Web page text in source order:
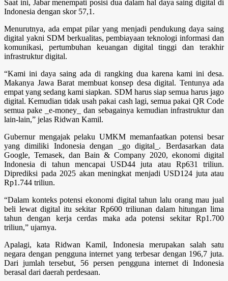
Saat ini, Jabar menempati posisi dua dalam hal daya saing digital di
Indonesia dengan skor 57,1.
Menurutnya, ada empat pilar yang menjadi pendukung daya saing
digital yakni SDM berkualitas, pembiayaan teknologi informasi dan
komunikasi, pertumbuhan keuangan digital tinggi dan terakhir
infrastruktur digital.
“Kami ini daya saing ada di rangking dua karena kami ini desa.
Makanya Jawa Barat membuat konsep desa digital. Tentunya ada
empat yang sedang kami siapkan. SDM harus siap semua harus jago
digital. Kemudian tidak usah pakai cash lagi, semua pakai QR Code
semua pake _e-money_ dan sebagainya kemudian infrastruktur dan
lain-lain,” jelas Ridwan Kamil.
Gubernur mengajak pelaku UMKM memanfaatkan potensi besar
yang dimiliki Indonesia dengan _go digital_. Berdasarkan data
Google, Temasek, dan Bain & Company 2020, ekonomi digital
Indonesia di tahun mencapai USD44 juta atau Rp631 triliun.
Diprediksi pada 2025 akan meningkat menjadi USD124 juta atau
Rp1.744 triliun.
“Dalam konteks potensi ekonomi digital tahun lalu orang mau jual
beli lewat digital itu sekitar Rp600 triliunan dalam hitungan lima
tahun dengan kerja cerdas maka ada potensi sekitar Rp1.700
triliun,” ujarnya.
Apalagi, kata Ridwan Kamil, Indonesia merupakan salah satu
negara dengan pengguna internet yang terbesar dengan 196,7 juta.
Dari jumlah tersebut, 56 persen pengguna internet di Indonesia
berasal dari daerah perdesaan.